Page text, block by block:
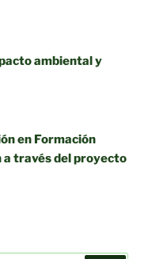
ambiental y
en Formación
a través del proyecto